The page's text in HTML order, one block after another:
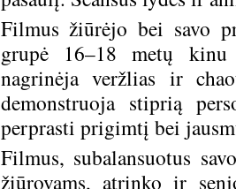
Filmus žiūrėjo bei savo
grupė 16–18 metų kinu
nagrinėja veržlias ir
demonstruoja stiprią
perprasti prigimtį bei
Filmus, subalansuotus
žiūrovams, atrinko ir